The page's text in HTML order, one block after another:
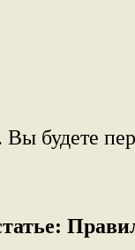
Вы будете